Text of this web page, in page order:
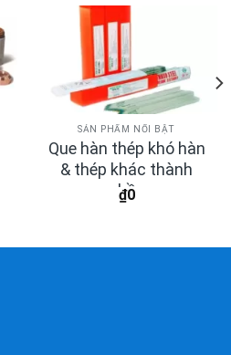
SẢN PHẨM NỔI BẬT
Que hàn thép khó hàn
& thép khác thành
phần
₫0